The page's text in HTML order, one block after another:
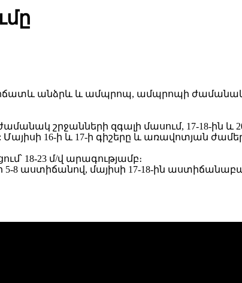
անձրև և ամպրոպ, ամպրոպի
շրջանների զգալի մասում, 17-18-ին և
16-ի և 17-ի գիշերը և առավոտյան
18-23 մ/վ արագությամբ։
8 աստիճանով, մայիսի 17-18-ին